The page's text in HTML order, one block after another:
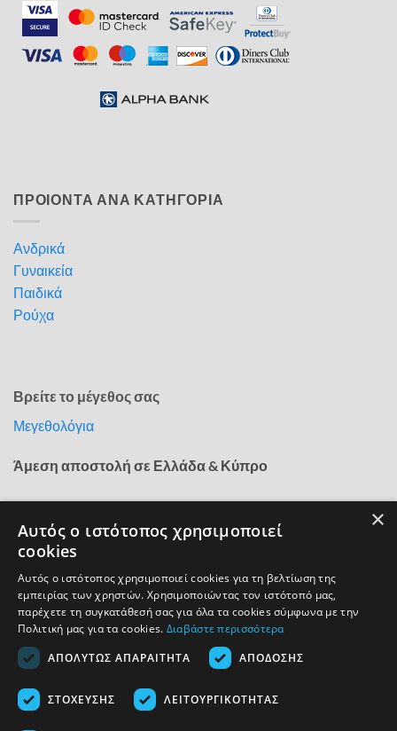
ΠΡΟΙΟΝΤΑ ΑΝΑ ΚΑΤΗΓΟΡΙΑ
Ανδρικά
Γυναικεία
Παιδικά
Ρούχα
Βρείτε το μέγεθος σας
Μεγεθολόγια
Άμεση αποστολή σε Ελλάδα & Κύπρο
ΑΣΦΑΛΕΙΑ ΣΥΝΑΛΛΑΓΩΝ ×
Αυτός ο ιστότοπος χρησιμοποιεί
cookies
Αυτός ο ιστότοπος χρησιμοποιεί cookies για τη βελτίωση της
εμπειρίας των χρηστών. Χρησιμοποιώντας τον ιστότοπό μας,
παρέχετε τη συγκατάθεσή σας για όλα τα cookies σύμφωνα με την
Πολιτική μας για τα cookies. Διαβάστε περισσότερα
ΑΠΟΛΎΤΩΣ ΑΠΑΡΑΊΤΗΤΑ
ΑΠΌΔΟΣΗΣ
ΣΤΌΧΕΥΣΗΣ ΛΕΙΤΟΥΡΓΙΚΌΤΗΤΑΣ